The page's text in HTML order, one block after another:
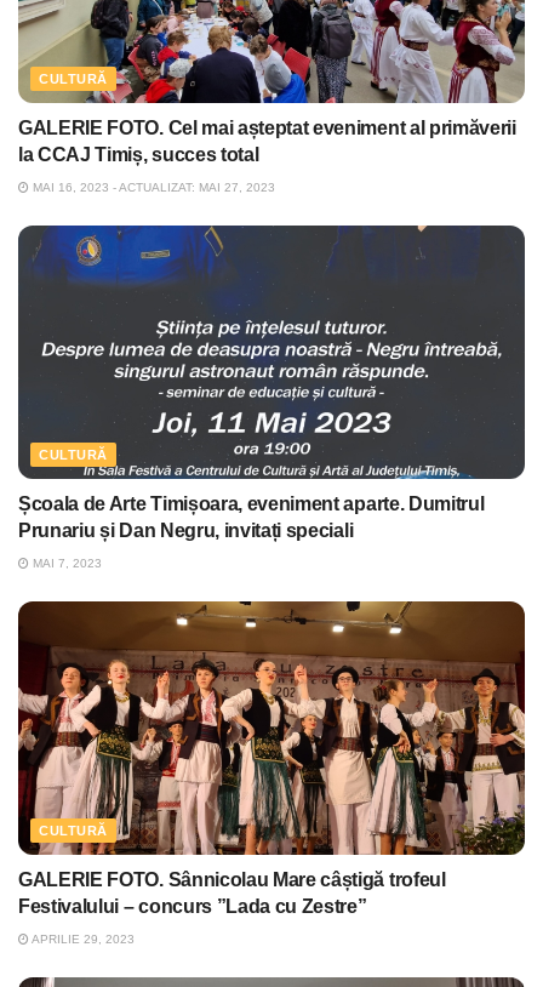
CULTURĂ
GALERIE FOTO. Cel mai așteptat eveniment al primăverii
la CCAJ Timiș, succes total
MAI 16, 2023 - ACTUALIZAT: MAI 27, 2023
CULTURĂ
Școala de Arte Timișoara, eveniment aparte. Dumitrul
Prunariu și Dan Negru, invitați speciali
MAI 7, 2023
CULTURĂ
GALERIE FOTO. Sânnicolau Mare câștigă trofeul
Festivalului – concurs ”Lada cu Zestre”
APRILIE 29, 2023